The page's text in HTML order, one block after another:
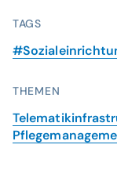
TAGS
THEMEN